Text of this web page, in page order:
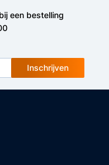
een bestelling
Inschrijven